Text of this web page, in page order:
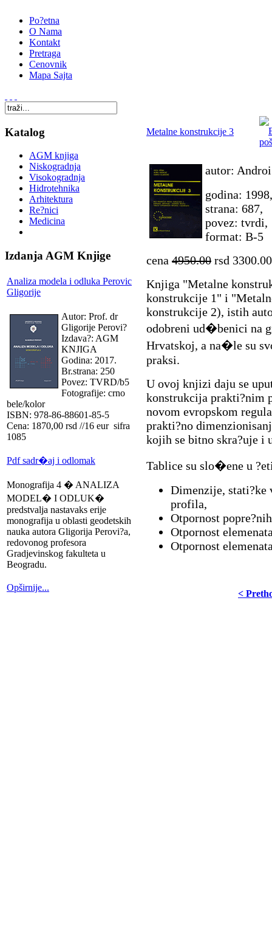
Po?etna
O Nama
Kontakt
Pretraga
Cenovnik
Mapa Sajta
Katalog
AGM knjiga
Niskogradnja
Visokogradnja
Hidrotehnika
Arhitektura
Re?nici
Medicina
Izdanja AGM Knjige
Analiza modela i odluka Perovic
Gligorije
Autor: Prof. dr
Gligorije Perovi?
Izdava?: AGM
KNJIGA
Godina: 2017.
Br.strana: 250
Povez: TVRD/b5
Fotografije: crno
bele/kolor
ISBN: 978-86-88601-85-5
Cena: 1870,00 rsd //16 eur sifra
1085
Pdf sadr�aj i odlomak
Monografija 4 � ANALIZA
MODEL� I ODLUK�
predstvalja nastavaks erije
monografija u oblasti geodetskih
nauka autora Gligorija Perovi?a,
redovonog profesora
Gradjevinskog fakulteta u
Beogradu.
Opširnije...
Metalne konstrukcije 3
autor:
godina: 1998,
strana: 687,
povez: tvrdi,
format: B-5
cena 4950.00 rsd
Knjiga "Metalne
konstrukcije 1" i
konstrukcije 2), istih
odobreni ud�benici na
Hrvatskoj, a na�le su
praksi.
U ovoj knjizi daju se
konstrukcija prakti?nim
novom evropskom
prakti?no
kojih se bitno skra?uje i
Tablice su slo�ene u
Dimenzije, stati?ke
profila,
Otpornost
Otpornost
Otpornost
<